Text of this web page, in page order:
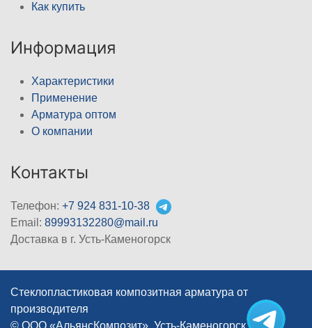
Как купить
Информация
Характеристики
Применение
Арматура оптом
О компании
Контакты
Телефон: +7 924 831-10-38
Email: 89993132280@mail.ru
Доставка в г. Усть-Каменогорск
Стеклопластиковая композитная арматура от
производителя